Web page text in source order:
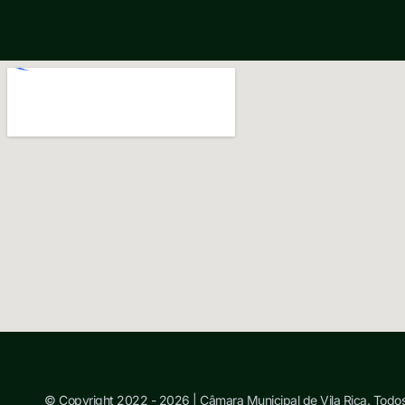
© Copyright 2022 - 2026 | Câmara Municipal de Vila Rica.